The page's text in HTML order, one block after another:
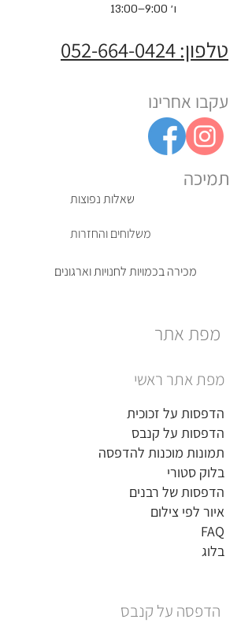
ו׳ 9:00–13:00
טלפון: 052-664-0424
עקבו אחרינו
תמיכה
שאלות נפוצות
משלוחים והחזרות
מכירה בכמויות לחנויות וארגונים
מפת אתר
מפת אתר ראשי
הדפסות על זכוכית
הדפסות על קנבס
תמונות מוכנות להדפסה
בלוק סטורי
הדפסות של רבנים
איור לפי צילום
FAQ
בלוג
הדפסה על קנבס